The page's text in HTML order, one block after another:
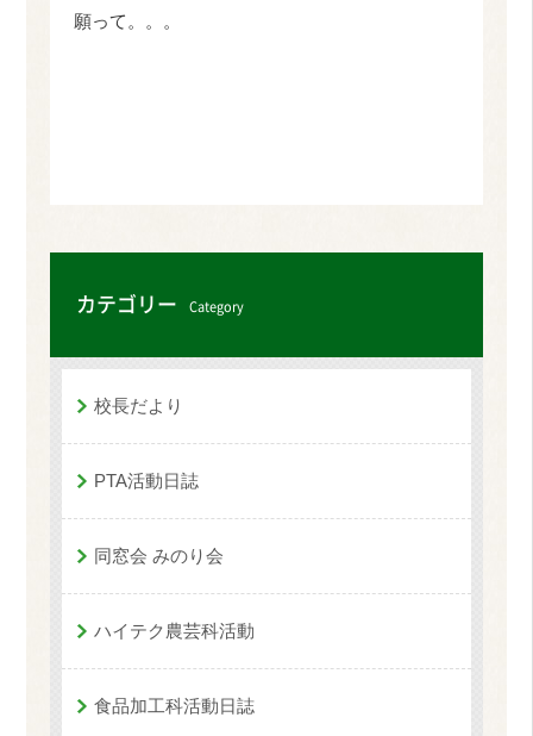
願って。。。
カテゴリー Category
校長だより
PTA活動日誌
同窓会 みのり会
ハイテク農芸科活動
食品加工科活動日誌